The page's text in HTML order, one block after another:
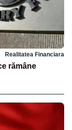
Realitatea Financiara
rămâne